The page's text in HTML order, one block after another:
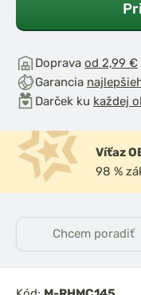
Doprava od 2,99 €
Garancia
Darček ku každej
Víťaz
98 %
Chcem poradiť